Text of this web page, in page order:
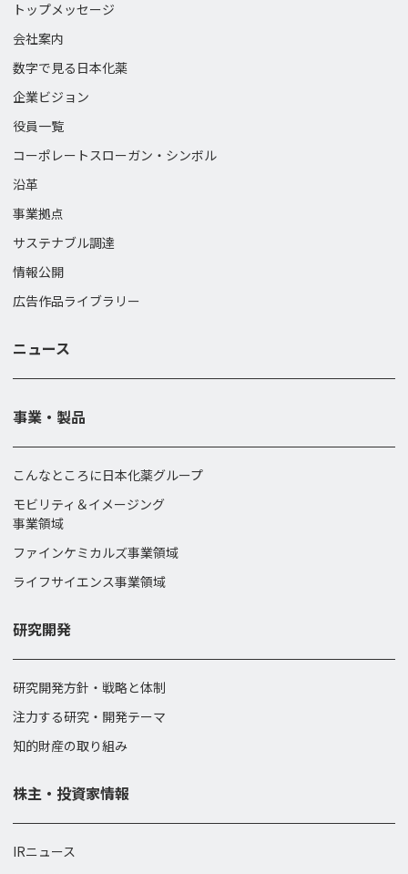
トップメッセージ
会社案内
数字で見る日本化薬
企業ビジョン
役員一覧
コーポレートスローガン・ シンボル
沿革
事業拠点
サステナブル調達
情報公開
広告作品ライブラリー
ニュース
事業・製品
こんなところに日本化薬グループ
モビリティ＆イメージング
事業領域
ファインケミカルズ事業領域
ライフサイエンス事業領域
研究開発
研究開発方針・戦略と体制
注力する研究・開発テーマ
知的財産の取り組み
株主・投資家情報
IRニュース